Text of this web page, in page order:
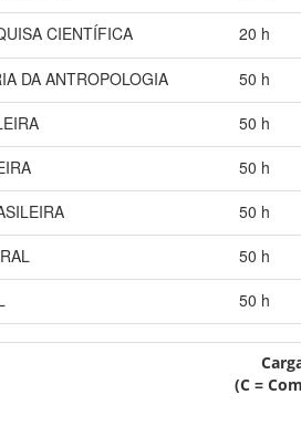
CIENTÍFICA 20 h
DA ANTROPOLOGIA 50 h
50 h
50 h
50 h
50 h
50 h
(C =